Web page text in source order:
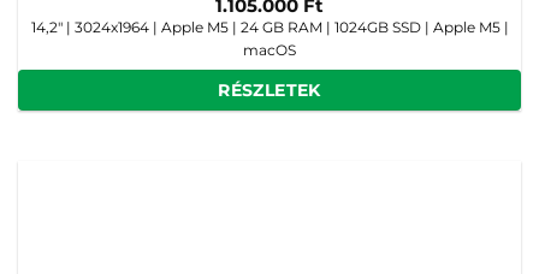
1.105.000 Ft
14,2" | 3024x1964 | Apple M5 | 24 GB RAM | 1024GB SSD | Apple M5 |
macOS
RÉSZLETEK